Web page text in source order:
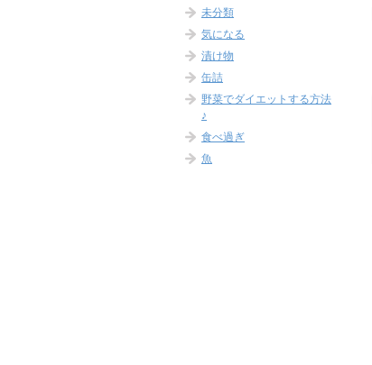
未分類
気になる
漬け物
缶詰
野菜でダイエットする方法
♪
食べ過ぎ
魚